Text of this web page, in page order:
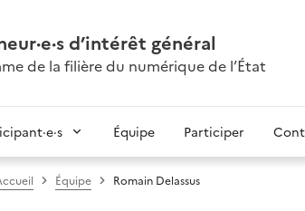
d’intérêt général
de la filière du numérique de l’État
Équipe Participer
Équipe Romain Delassus